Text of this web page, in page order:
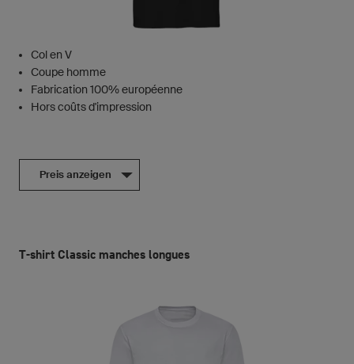
Col en V
Coupe homme
Fabrication 100% européenne
Hors coûts d'impression
Preis anzeigen
T-shirt Classic manches longues